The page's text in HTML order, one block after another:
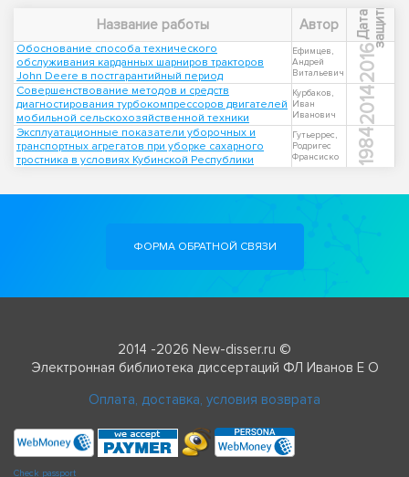
Название работы Автор Д
а
т
а
з
а
щ
и
т ы
Обоснование способа технического
обслуживания карданных шарниров тракторов
John Deere в постгарантийный период
Ефимцев,
Андрей
Витальевич
2016
Совершенствование методов и средств
диагностирования турбокомпрессоров двигателей
мобильной сельскохозяйственной техники
Курбаков,
Иван
Иванович
2014
Эксплуатационные показатели уборочных и
транспортных агрегатов при уборке сахарного
тростника в условиях Кубинской Республики
Гутьеррес,
Родригес
Франсиско
1984
ФОРМА ОБРАТНОЙ СВЯЗИ
2014 -2026 New-disser.ru ©
Электронная библиотека диссертаций ФЛ Иванов Е О
Оплата, доставка, условия возврата
Check passport